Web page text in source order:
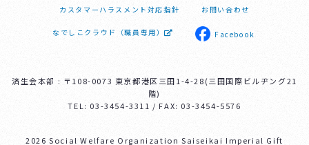
カスタマーハラスメント対応指針 お問い合わせ
なでしこクラウド（職員専用） Facebook
済生会本部 : 〒108-0073 東京都港区三田1-4-28(三田国際ビルヂング21
階)
TEL: 03-3454-3311 / FAX: 03-3454-5576
2026 Social Welfare Organization Saiseikai Imperial Gift